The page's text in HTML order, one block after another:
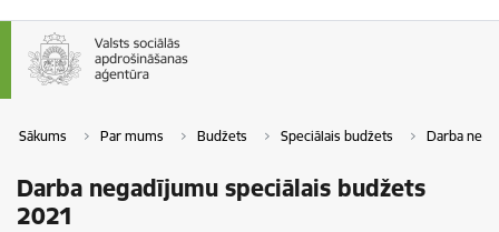
Sākums Par mums Budžets Speciālais budžets Darba
Darba negadījumu speciālais budžets
2021